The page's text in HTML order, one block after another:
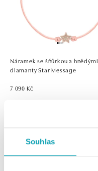
Souhlas
Náramek se šňůrkou a hnědými
diamanty Star Message
7 090 Kč